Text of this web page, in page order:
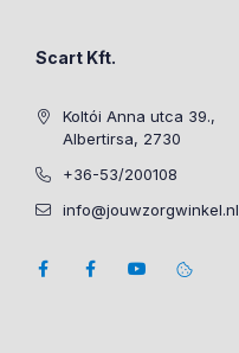
Scart Kft.
Koltói Anna utca 39.,
Albertirsa, 2730
+36-53/200108
info@jouwzorgwinkel.nl